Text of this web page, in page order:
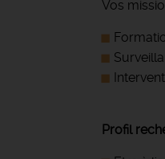
Vos
Profil